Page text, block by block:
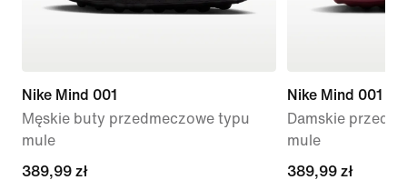
Nike Mind 001
Męskie buty przedmeczowe typu
mule
389,99 zł
389,99 zł
Nike Mind 001
Damskie
mule
389,99 zł
389,99 zł